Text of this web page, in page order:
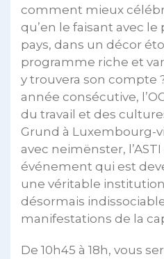
comment mieux
qu’en le faisant avec
pays, dans un décor
programme riche et
y trouvera son compte
année consécutive,
du travail et des
Grund à Luxembourg-
avec neimënster, l’ASTI
événement qui est
une véritable
désormais
manifestations de la
De 10h45 à 18h, vous